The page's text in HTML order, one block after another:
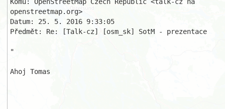
openstreetmap.org>
Datum: 25. 5. 2016 9:33:05
Předmět: Re: [Talk-cz] [osm_sk] SotM - prezentace
"
Ahoj Tomas